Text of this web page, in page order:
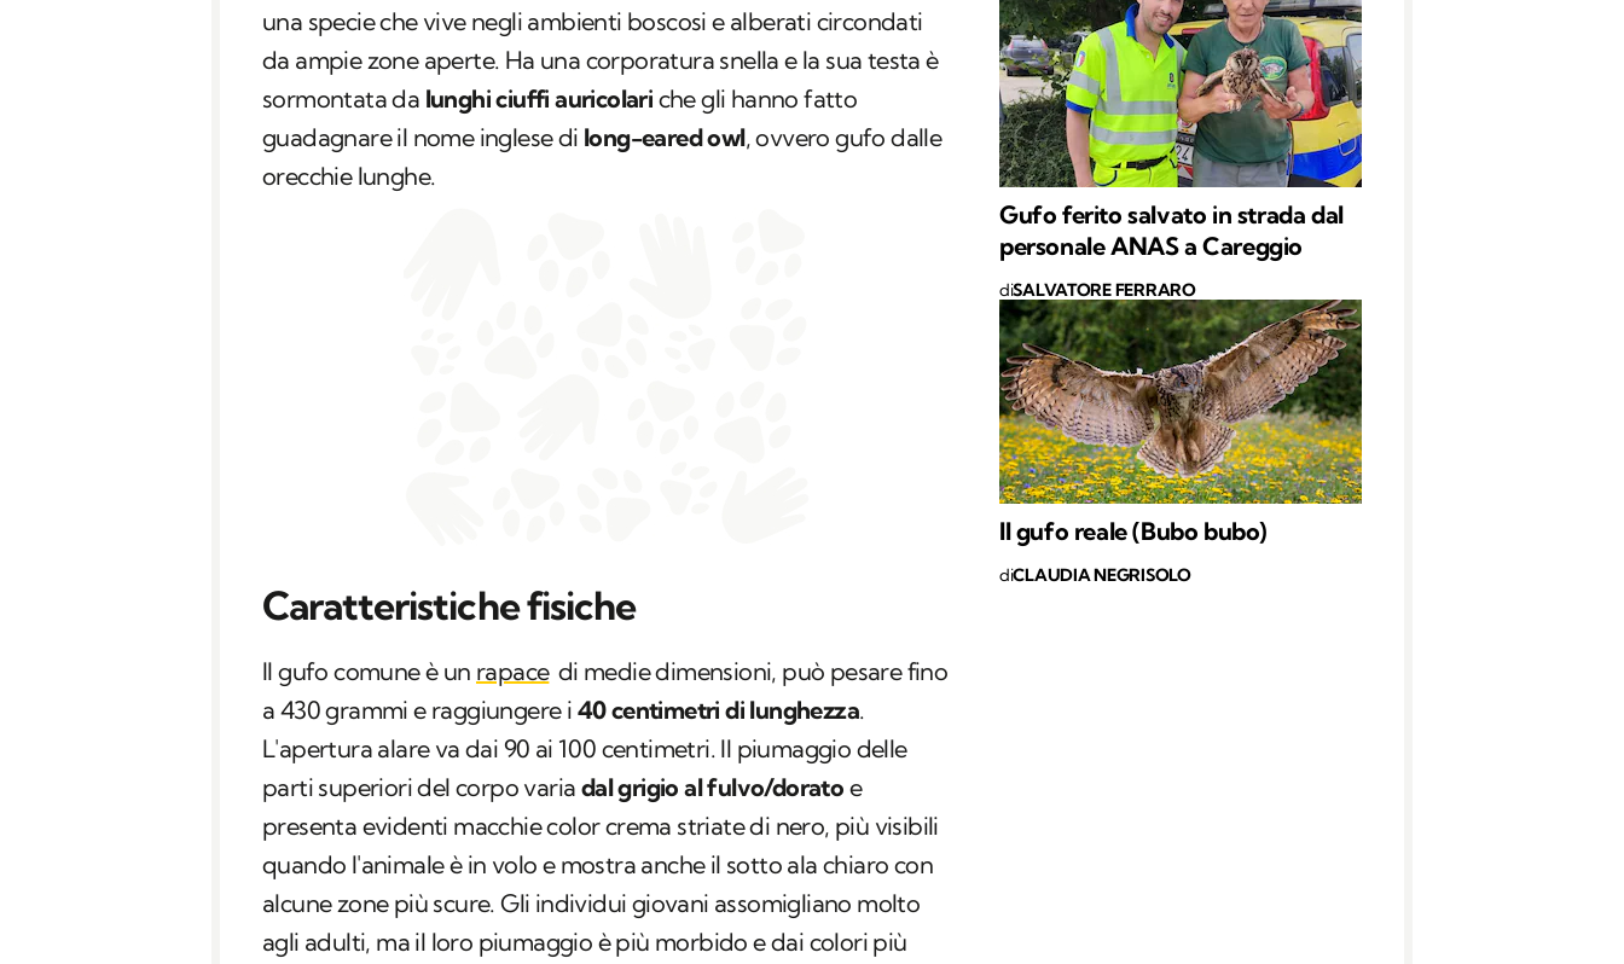
una specie che vive negli ambienti boscosi e alberati circondati
da ampie zone aperte. Ha una corporatura snella e la sua testa è
sormontata da lunghi ciuffi auricolari che gli hanno fatto
guadagnare il nome inglese di long-eared owl, ovvero gufo dalle
orecchie lunghe.
Caratteristiche fisiche
Il gufo comune è un rapace di medie dimensioni, può pesare fino
a 430 grammi e raggiungere i 40 centimetri di lunghezza.
L'apertura alare va dai 90 ai 100 centimetri. Il piumaggio delle
parti superiori del corpo varia dal grigio al fulvo/dorato e
presenta evidenti macchie color crema striate di nero, più visibili
quando l'animale è in volo e mostra anche il sotto ala chiaro con
alcune zone più scure. Gli individui giovani assomigliano molto
agli adulti, ma il loro piumaggio è più morbido e dai colori più
Gufo ferito salvato in strada dal
personale ANAS a Careggio
diSALVATORE FERRARO
Il gufo reale (Bubo bubo)
diCLAUDIA NEGRISOLO